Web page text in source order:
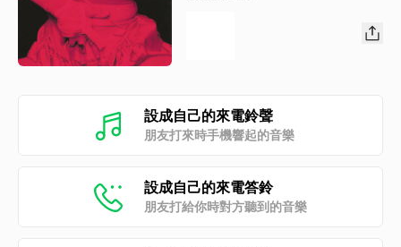
設成自己的來電鈴聲
朋友打來時手機響起的音樂
設成自己的來電答鈴
朋友打給你時對方聽到的音樂